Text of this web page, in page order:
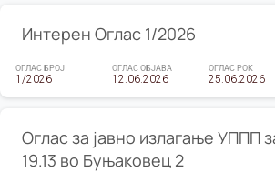
Интерен Оглас 1/2026
ОГЛАС БРОЈ
1/2026
ОГЛАС ОБЈАВА
12.06.2026
ОГЛАС РОК
25.06.2026
Оглас за јавно излагање УППП
19.13 во Буњаковец 2